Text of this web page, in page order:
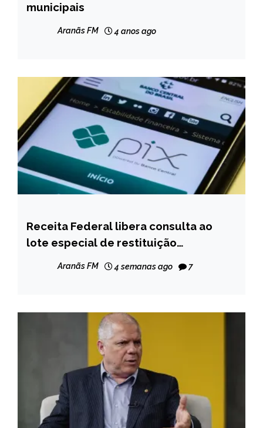
GERAIS
NOTÍCIAS
municipais
Aranãs FM 4 anos ago
BRASIL
NOTÍCIAS
Receita Federal libera consulta ao
lote especial de restituição
nesta quarta-feira
Aranãs FM 4 semanas ago 7